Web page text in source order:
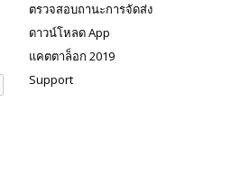
ตรวจสอบถานะการจัดส่ง
ดาวน์โหลด App
แคตตาล็อก 2019
Support